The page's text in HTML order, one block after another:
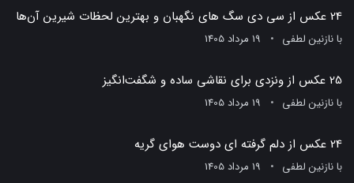
24 عکس از سی دی سگ های نگهبان و بهترین لحظات شیرین آن‌ها
بانازنین لطفی 19 مرداد 1405
25 عکس از ونزدی برای نقاشی ساده و شگفت‌انگیز
بانازنین لطفی 19 مرداد 1405
24 عکس از دلم گرفته ای دوست هوای گریه
بانازنین لطفی 19 مرداد 1405